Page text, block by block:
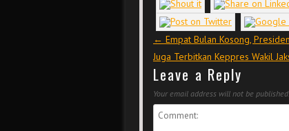
Post navigation
← Empat Bulan Kosong,
Juga Terbitkan Keppres Wakil
Leave a Reply
Your email address will not be published.